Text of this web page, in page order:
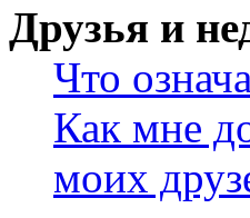
Друзья и
Что
Как мне
моих